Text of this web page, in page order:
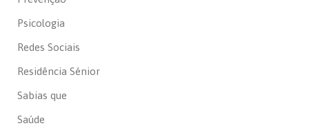
Psicologia
Redes Sociais
Residência Sénior
Sabias que
Saúde